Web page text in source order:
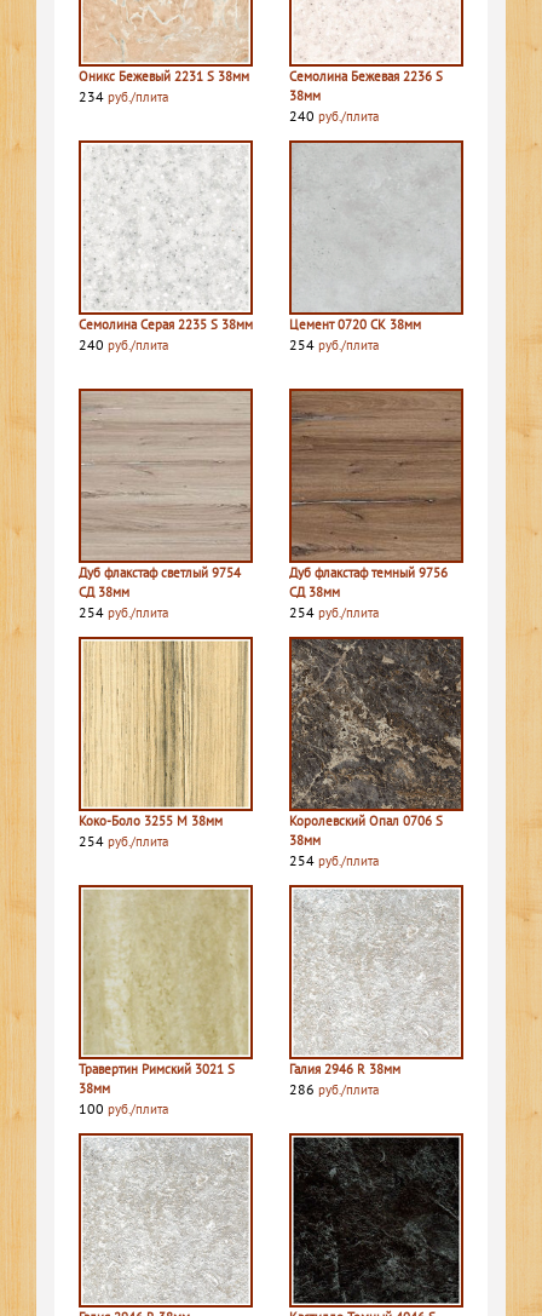
Оникс Бежевый 2231 S 38мм
234 руб./плита
Семолина Бежевая 2236 S
38мм
240 руб./плита
Семолина Серая 2235 S 38мм
240 руб./плита
Цемент 0720 СК 38мм
254 руб./плита
Дуб флакстаф светлый 9754
СД 38мм
254 руб./плита
Дуб флакстаф темный 9756
СД 38мм
254 руб./плита
Коко-Боло 3255 M 38мм
254 руб./плита
Королевский Опал 0706 S
38мм
254 руб./плита
Травертин Римский 3021 S
38мм
100 руб./плита
Галия 2946 R 38мм
286 руб./плита